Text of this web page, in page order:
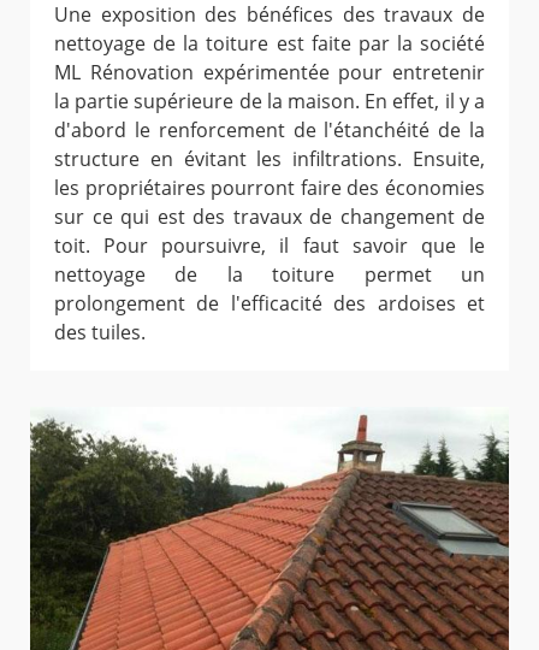
Une exposition des bénéfices des travaux de
nettoyage de la toiture est faite par la société
ML Rénovation expérimentée pour entretenir
la partie supérieure de la maison. En effet, il y a
d'abord le renforcement de l'étanchéité de la
structure en évitant les infiltrations. Ensuite,
les propriétaires pourront faire des économies
sur ce qui est des travaux de changement de
toit. Pour poursuivre, il faut savoir que le
nettoyage de la toiture permet un
prolongement de l'efficacité des ardoises et
des tuiles.